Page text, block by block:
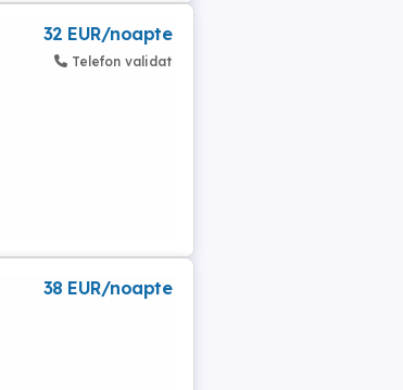
32 EUR/noapte
Telefon validat
38 EUR/noapte